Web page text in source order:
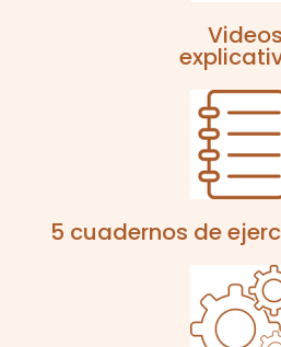
Videos
5 cuadernos de